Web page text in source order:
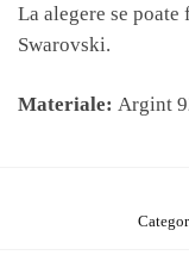
La alegere se
Swarovski.
Materiale: Argint